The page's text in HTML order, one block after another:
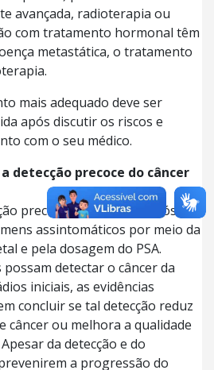
avançada, radioterapia ou
com tratamento hormonal têm
metastática, o tratamento
mais adequado deve ser
após discutir os riscos e
com o seu médico.
detecção precoce do câncer
precoce do câncer da próstata
assintomáticos por meio da
e pela dosagem do PSA.
possam detectar o câncer da
iniciais, as evidências
concluir se tal detecção reduz
câncer ou melhora a qualidade
da detecção e do
a progressão do